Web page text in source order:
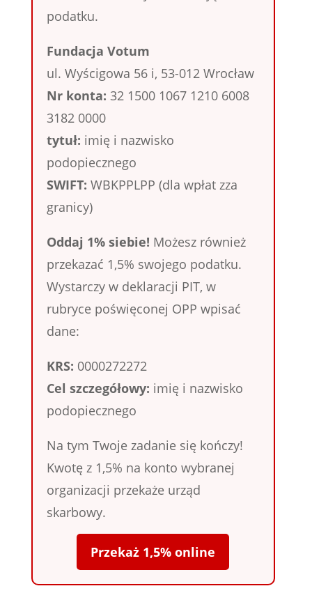
podatku.
Fundacja Votum
ul. Wyścigowa 56 i, 53-012 Wrocław
Nr konta: 32 1500 1067 1210 6008
3182 0000
tytuł: imię i nazwisko
podopiecznego
SWIFT: WBKPPLPP (dla wpłat zza
granicy)
Oddaj 1% siebie! Możesz również
przekazać 1,5% swojego podatku.
Wystarczy w deklaracji PIT, w
rubryce poświęconej OPP wpisać
dane:
KRS: 0000272272
Cel szczegółowy: imię i nazwisko
podopiecznego
Na tym Twoje zadanie się kończy!
Kwotę z 1,5% na konto wybranej
organizacji przekaże urząd
skarbowy.
Przekaż 1,5% online